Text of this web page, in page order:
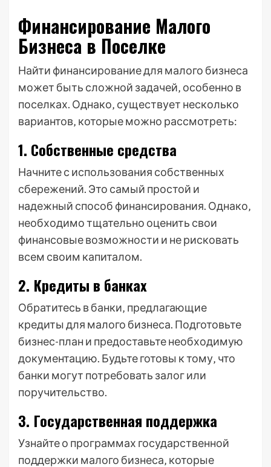
Финансирование Малого
Бизнеса в Поселке
Найти финансирование для малого бизнеса
может быть сложной задачей‚ особенно в
поселках. Однако‚ существует несколько
вариантов‚ которые можно рассмотреть:
1. Собственные средства
Начните с использования собственных
сбережений. Это самый простой и
надежный способ финансирования. Однако‚
необходимо тщательно оценить свои
финансовые возможности и не рисковать
всем своим капиталом.
2. Кредиты в банках
Обратитесь в банки‚ предлагающие
кредиты для малого бизнеса. Подготовьте
бизнес-план и предоставьте необходимую
документацию. Будьте готовы к тому‚ что
банки могут потребовать залог или
поручительство.
3. Государственная поддержка
Узнайте о программах государственной
поддержки малого бизнеса‚ которые